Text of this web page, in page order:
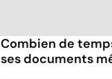
Combien de
ses documents